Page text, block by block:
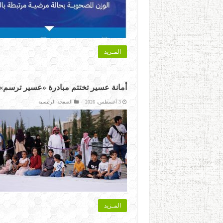
المـزيد
أمانة عسير تختتم مبادرة «عسير
3 أغسطس، 2026 الصفحة الرئيسية
المـزيد